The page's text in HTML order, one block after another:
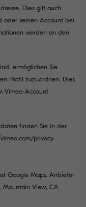
Dies gilt auch
oder keinen Account bei
werden an den
ermöglichen Sie
Profil zuzuordnen. Dies
Vimeo-Account
finden Sie in der
privacy.
Google Maps. Anbieter
Mountain View, CA